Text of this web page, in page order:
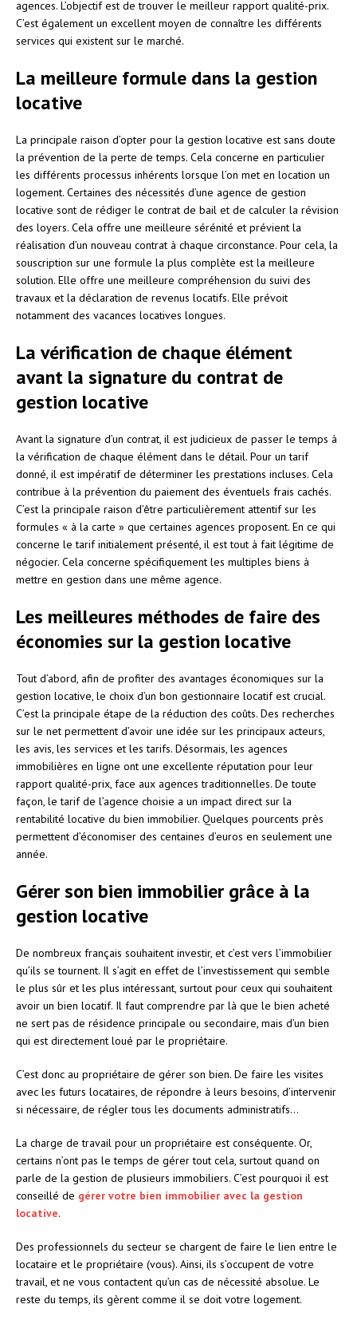
agences. L’objectif est de trouver le meilleur rapport qualité-prix.
C’est également un excellent moyen de connaître les différents
services qui existent sur le marché.
La meilleure formule dans la gestion
locative
La principale raison d’opter pour la gestion locative est sans doute
la prévention de la perte de temps. Cela concerne en particulier
les différents processus inhérents lorsque l’on met en location un
logement. Certaines des nécessités d’une agence de gestion
locative sont de rédiger le contrat de bail et de calculer la révision
des loyers. Cela offre une meilleure sérénité et prévient la
réalisation d’un nouveau contrat à chaque circonstance. Pour cela, la
souscription sur une formule la plus complète est la meilleure
solution. Elle offre une meilleure compréhension du suivi des
travaux et la déclaration de revenus locatifs. Elle prévoit
notamment des vacances locatives longues.
La vérification de chaque élément
avant la signature du contrat de
gestion locative
Avant la signature d’un contrat, il est judicieux de passer le temps à
la vérification de chaque élément dans le détail. Pour un tarif
donné, il est impératif de déterminer les prestations incluses. Cela
contribue à la prévention du paiement des éventuels frais cachés.
C’est la principale raison d’être particulièrement attentif sur les
formules « à la carte » que certaines agences proposent. En ce qui
concerne le tarif initialement présenté, il est tout à fait légitime de
négocier. Cela concerne spécifiquement les multiples biens à
mettre en gestion dans une même agence.
Les meilleures méthodes de faire des
économies sur la gestion locative
Tout d’abord, afin de profiter des avantages économiques sur la
gestion locative, le choix d’un bon gestionnaire locatif est crucial.
C’est la principale étape de la réduction des coûts. Des recherches
sur le net permettent d’avoir une idée sur les principaux acteurs,
les avis, les services et les tarifs. Désormais, les agences
immobilières en ligne ont une excellente réputation pour leur
rapport qualité-prix, face aux agences traditionnelles. De toute
façon, le tarif de l’agence choisie a un impact direct sur la
rentabilité locative du bien immobilier. Quelques pourcents près
permettent d’économiser des centaines d’euros en seulement une
année.
Gérer son bien immobilier grâce à la
gestion locative
De nombreux français souhaitent investir, et c’est vers l’immobilier
qu’ils se tournent. Il s’agit en effet de l’investissement qui semble
le plus sûr et les plus intéressant, surtout pour ceux qui souhaitent
avoir un bien locatif. Il faut comprendre par là que le bien acheté
ne sert pas de résidence principale ou secondaire, mais d’un bien
qui est directement loué par le propriétaire.
C’est donc au propriétaire de gérer son bien. De faire les visites
avec les futurs locataires, de répondre à leurs besoins, d’intervenir
si nécessaire, de régler tous les documents administratifs…
La charge de travail pour un propriétaire est conséquente. Or,
certains n’ont pas le temps de gérer tout cela, surtout quand on
parle de la gestion de plusieurs immobiliers. C’est pourquoi il est
conseillé de gérer votre bien immobilier avec la gestion
locative.
Des professionnels du secteur se chargent de faire le lien entre le
locataire et le propriétaire (vous). Ainsi, ils s’occupent de votre
travail, et ne vous contactent qu’un cas de nécessité absolue. Le
reste du temps, ils gèrent comme il se doit votre logement.